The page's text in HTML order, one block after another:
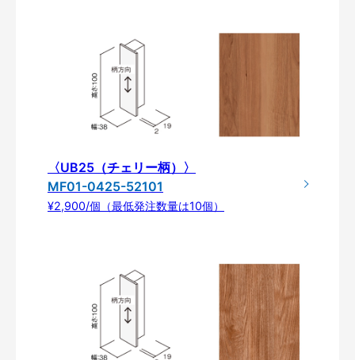
〈UB25（チェリー柄）〉
MF01-0425-52101
¥2,900/個（最低発注数量は10個）